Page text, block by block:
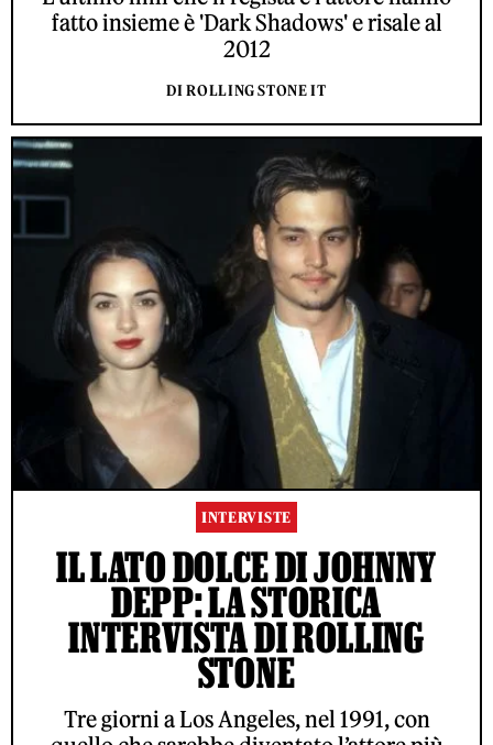
fatto insieme è 'Dark Shadows' e risale al
2012
DI ROLLING STONE IT
INTERVISTE
IL LATO DOLCE DI JOHNNY
DEPP: LA STORICA
INTERVISTA DI ROLLING
STONE
Tre giorni a Los Angeles, nel 1991, con